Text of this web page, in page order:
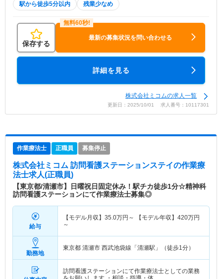
駅から徒歩5分以内 残業少なめ
保存する
最新の募集状況を問い合わせる
詳細を見る
株式会社ミコムの求人一覧
更新日：2025/10/01 求人番号：10117301
作業療法士 正職員 募集停止
株式会社ミコム 訪問看護ステーションステイの作業療
法士求人(正職員)
【東京都/清瀬市】日曜祝日固定休み！駅チカ徒歩1分☆精神科
訪問看護ステーションにて作業療法士募集◎
給与
【モデル月収】 35.0万円～ 【モデル年収】 420万円
～
勤務地
東京都 清瀬市 西武池袋線「清瀬駅」（徒歩1分）
訪問看護ステーションにて作業療法士としての業務